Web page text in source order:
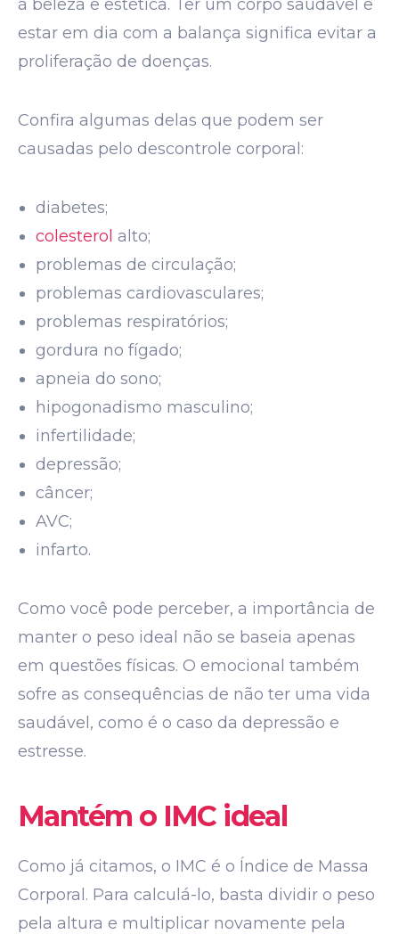
à beleza e estética. Ter um corpo saudável e
estar em dia com a balança significa evitar a
proliferação de doenças.
Confira algumas delas que podem ser
causadas pelo descontrole corporal:
diabetes;
colesterol alto;
problemas de circulação;
problemas cardiovasculares;
problemas respiratórios;
gordura no fígado;
apneia do sono;
hipogonadismo masculino;
infertilidade;
depressão;
câncer;
AVC;
infarto.
Como você pode perceber, a importância de
manter o peso ideal não se baseia apenas
em questões físicas. O emocional também
sofre as consequências de não ter uma vida
saudável, como é o caso da depressão e
estresse.
Mantém o IMC ideal
Como já citamos, o IMC é o Índice de Massa
Corporal. Para calculá-lo, basta dividir o peso
pela altura e multiplicar novamente pela